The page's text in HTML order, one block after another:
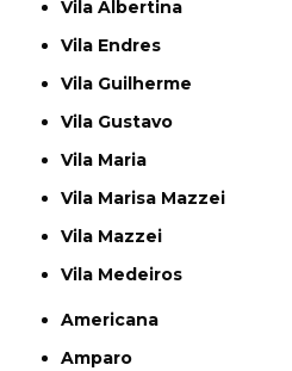
Vila Albertina
Vila Endres
Vila Guilherme
Vila Gustavo
Vila Maria
Vila Marisa Mazzei
Vila Mazzei
Vila Medeiros
Americana
Amparo